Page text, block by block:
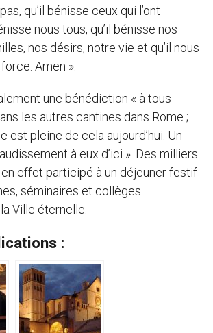
qu’il bénisse ceux qui l’ont
nous tous, qu’il bénisse nos
nos désirs, notre vie et qu’il nous
Amen ».
une bénédiction « à tous
les autres cantines dans Rome ;
est pleine de cela aujourd’hui. Un
à eux d’ici ». Des milliers
effet participé à un déjeuner festif
séminaires et collèges
Ville éternelle.
: